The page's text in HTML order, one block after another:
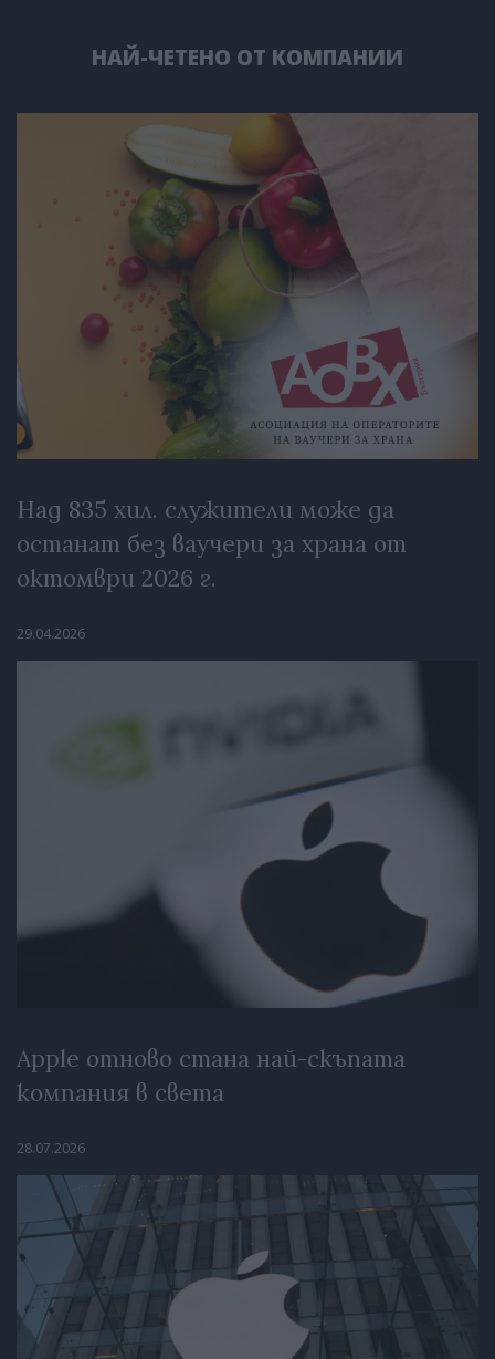
НАЙ-ЧЕТЕНО ОТ КОМПАНИИ
Над 835 хил. служители може да
останат без ваучери за храна от
октомври 2026 г.
29.04.2026
Apple отново стана най-скъпата
компания в света
28.07.2026